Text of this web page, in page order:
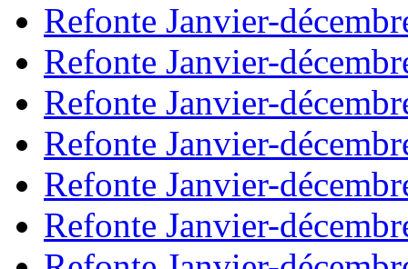
Refonte Janvier-
Refonte Janvier-
Refonte Janvier-
Refonte Janvier-
Refonte Janvier-
Refonte Janvier-